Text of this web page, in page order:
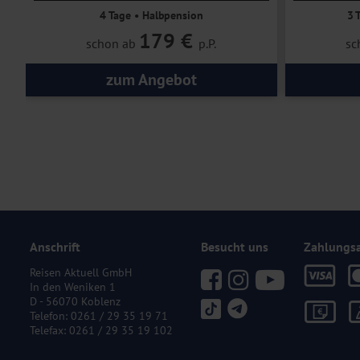
4 Tage • Halbpension
schon ab 179 € p.P.
zum Angebot
3
Anschrift
Reisen Aktuell GmbH
In den Weniken 1
D - 56070 Koblenz
Telefon: 0261 / 29 35 19 71
Telefax: 0261 / 29 35 19 102
Besucht uns